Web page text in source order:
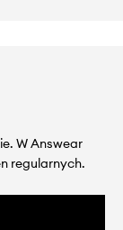
W Answear
regularnych.